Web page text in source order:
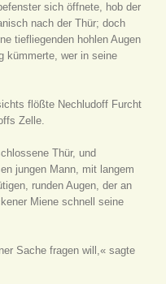
sich öffnete, hob der
nach der Thür; doch
tiefliegenden hohlen Augen
kümmerte, wer in seine
flößte Nechludoff Furcht
Zelle.
Thür, und
jungen Mann, mit langem
runden Augen, der an
Miene schnell seine
Sache fragen will,« sagte